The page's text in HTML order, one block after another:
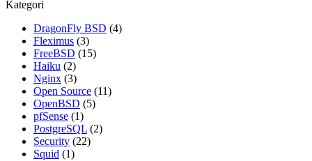
Kategori
DragonFly BSD (4)
Fleximus (3)
FreeBSD (15)
Haiku (2)
Nginx (3)
Open Source (11)
OpenBSD (5)
pfSense (1)
PostgreSQL (2)
Security (22)
Squid (1)